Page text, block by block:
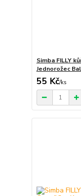
Simba FILLY
Jednorožec
55 Kč/ks